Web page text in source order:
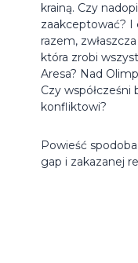
krainą. Czy
zaakceptować? I
razem,
która zrobi
Aresa? Nad
Czy
konfliktowi?
Powieść
gap i zakazanej